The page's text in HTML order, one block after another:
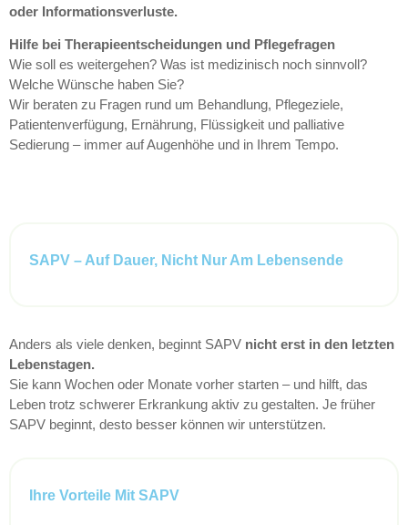
oder Informationsverluste.
Hilfe bei Therapieentscheidungen und Pflegefragen
Wie soll es weitergehen? Was ist medizinisch noch sinnvoll?
Welche Wünsche haben Sie?
Wir beraten zu Fragen rund um Behandlung, Pflegeziele,
Patientenverfügung, Ernährung, Flüssigkeit und palliative
Sedierung – immer auf Augenhöhe und in Ihrem Tempo.
SAPV – Auf Dauer, Nicht Nur Am Lebensende
Anders als viele denken, beginnt SAPV nicht erst in den letzten
Lebenstagen.
Sie kann Wochen oder Monate vorher starten – und hilft, das
Leben trotz schwerer Erkrankung aktiv zu gestalten. Je früher
SAPV beginnt, desto besser können wir unterstützen.
Ihre Vorteile Mit SAPV